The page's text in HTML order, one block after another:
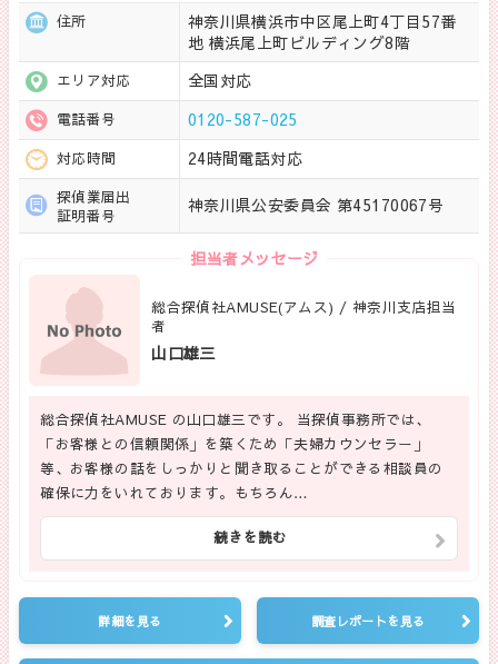
住所
神奈川県横浜市中区尾上町4丁目57番
地 横浜尾上町ビルディング8階
エリア対応 全国対応
電話番号 0120-587-025
対応時間 24時間電話対応
探偵業届出
証明番号
神奈川県公安委員会 第45170067号
担当者メッセージ
総合探偵社AMUSE(アムス) / 神奈川支店担当
者
山口雄三
総合探偵社AMUSE の山口雄三です。 当探偵事務所では、
「お客様との信頼関係」を築くため「夫婦カウンセラー」
等、お客様の話をしっかりと聞き取ることができる相談員の
確保に力をいれております。もちろん…
続きを読む
詳細を見る 調査レポートを見る